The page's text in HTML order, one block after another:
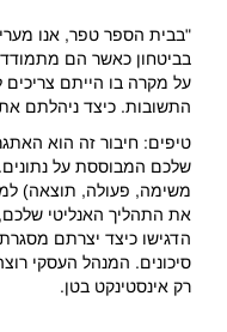
"בבית הספר טפר, אנו
בביטחון כאשר הם
על מקרה בו הייתם צריכים
התשובות. כיצד ניהלתם
טיפים: חיבור זה הוא
משימה, פעולה, תוצאה)
את התהליך האנליטי
הדגישו כיצד יצרתם
סיכונים. המנהל העסקי
רק אינסטינקט בטן.